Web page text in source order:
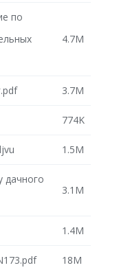
по
4.7M
3.7M
774K
1.5M
дачного
3.1M
1.4M
18M